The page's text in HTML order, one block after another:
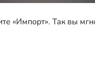
«Импорт». Так вы